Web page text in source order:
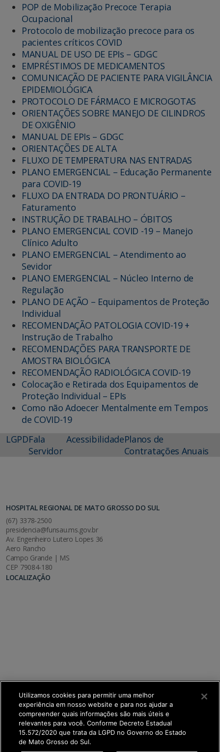
POP de Mobilização Precoce Terapia
Ocupacional
Protocolo de mobilização precoce para os
pacientes críticos COVID
MANUAL DE USO DE EPIs – GDGC
EMPRÉSTIMOS DE MEDICAMENTOS
COMUNICAÇÃO DE PACIENTE PARA VIGILÂNCIA
EPIDEMIOLÓGICA
PROTOCOLO DE FÁRMACO E MICROGOTAS
ORIENTAÇÕES SOBRE MANEJO DE CILINDROS
DE OXIGÊNIO
MANUAL DE EPIs – GDGC
ORIENTAÇÕES DE ALTA
FLUXO DE TEMPERATURA NAS ENTRADAS
PLANO EMERGENCIAL – Educação Permanente
para COVID-19
FLUXO DA ENTRADA DO PRONTUÁRIO –
Faturamento
INSTRUÇÃO DE TRABALHO – ÓBITOS
PLANO EMERGENCIAL COVID -19 – Manejo
Clínico Adulto
PLANO EMERGENCIAL – Atendimento ao
Sevidor
PLANO EMERGENCIAL – Núcleo Interno de
Regulação
PLANO DE AÇÃO – Equipamentos de Proteção
Individual
RECOMENDAÇÃO PATOLOGIA COVID-19 +
Instrução de Trabalho
RECOMENDAÇÕES PARA TRANSPORTE DE
AMOSTRA BIOLÓGICA
RECOMENDAÇÃO RADIOLÓGICA COVID-19
Colocação e Retirada dos Equipamentos de
Proteção Individual – EPIs
Como não Adoecer Mentalmente em Tempos
de COVID-19
LGPDFala
Servidor
AcessibilidadePlanos de
Contratações Anuais
HOSPITAL REGIONAL DE MATO GROSSO DO SUL
(67) 3378-2500
presidencia@funsau.ms.gov.br
Av. Engenheiro Lutero Lopes 36
Aero Rancho
Campo Grande | MS
CEP 79084-180
LOCALIZAÇÃO
Utilizamos cookies para permitir uma melhor
experiência em nosso website e para nos ajudar a
compreender quais informações são mais úteis e
relevantes para você. Conforme Decreto Estadual
15.572/2020 que trata da LGPD no Governo do Estado
de Mato Grosso do Sul.